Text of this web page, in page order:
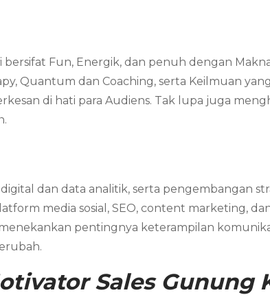
Fun, Energik, dan penuh dengan
Quantum dan Coaching, serta Keilmuan
di hati para Audiens. Tak lupa juga
dan data analitik, serta pengembangan
media sosial, SEO, content marketing,
pentingnya keterampilan
Sales Gunung